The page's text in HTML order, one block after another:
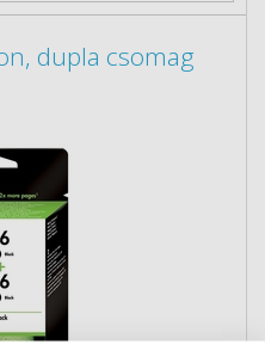
dupla csomag